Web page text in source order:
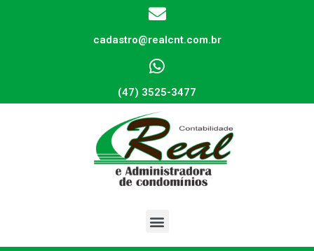
cadastro@realcnt.com.br
(47) 3525-3477